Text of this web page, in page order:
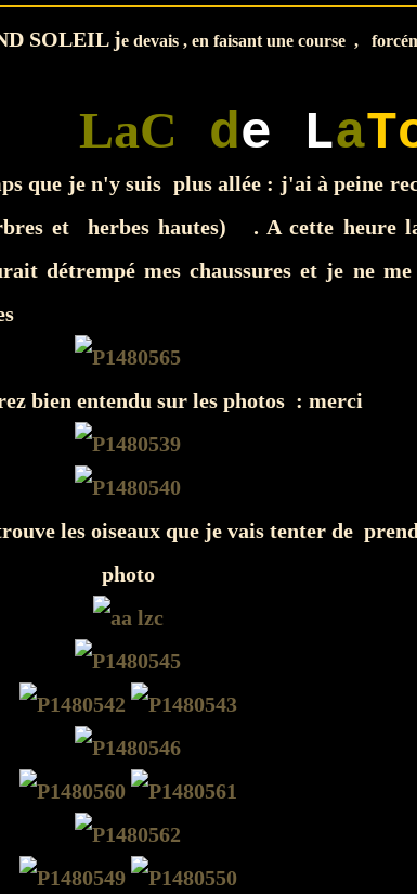
SOLEIL je devais , en faisant une course ,
LaC de La
que je n'y suis plus allée : j'ai à peine
et herbes hautes) . A cette heure
détrempé mes chaussures et je ne me
bien entendu sur les photos : merci
les oiseaux que je vais tenter de
photo